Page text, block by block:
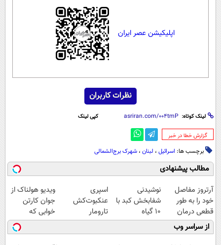
اپلیکیشن عصر ایران
نظرات کاربران
لینک کوتاه: کپی لینک
‌گزارش خطا در خبر
برچسب ها: اسرائیل ، لبنان ، شهرک برج‌الشمالی
مطالب پیشنهادی
آرتروز مفاصل
خود را به طور
قطعی درمان
کنید!
◗پرسش‌نامه◖
نوشیدنی
شفابخش کبد با
10 گیاه
موثر(تخفیف تا
امشب)
اسپری
عنکبوت‌‌کش
تارومار
ازبین‌برنده انواع
عنکبوت
ویدیو هولناک از
جوان کارتن
خوابی که
میلیاردر شد.
آموزش رایگان
از سراسر وب